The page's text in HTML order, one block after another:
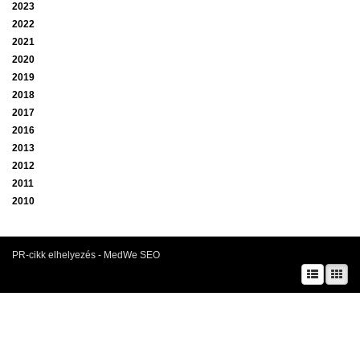
2023
2022
2021
2020
2019
2018
2017
2016
2013
2012
2011
2010
PR-cikk elhelyezés - MedWe SEO